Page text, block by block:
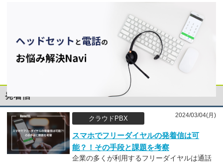
発着信
2024/03/04(月)
クラウドPBX
スマホでフリーダイヤルの発着信は可
能？！その手段と課題を考察
企業の多くが利用するフリーダイヤルは通話